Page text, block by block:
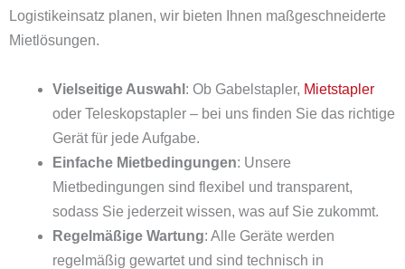
Logistikeinsatz planen, wir bieten Ihnen maßgeschneiderte
Mietlösungen.
Vielseitige Auswahl : Ob Gabelstapler, Mietstapler
oder Teleskopstapler – bei uns finden Sie das richtige
Gerät für jede Aufgabe.
Einfache Mietbedingungen: Unsere
Mietbedingungen sind flexibel und transparent,
sodass Sie jederzeit wissen, was auf Sie zukommt.
Regelmäßige Wartung: Alle Geräte werden
regelmäßig gewartet und sind technisch in